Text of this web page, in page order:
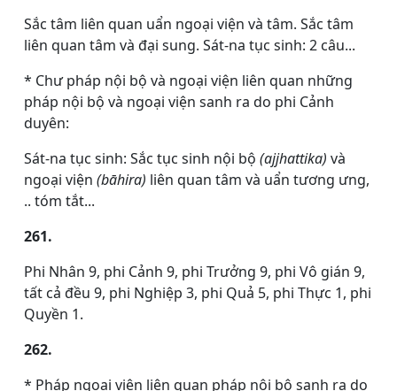
Sắc tâm liên quan uẩn ngoại viện và tâm. Sắc tâm
liên quan tâm và đại sung. Sát-na tục sinh: 2 câu...
* Chư pháp nội bộ và ngoại viện liên quan những
pháp nội bộ và ngoại viện sanh ra do phi Cảnh
duyên:
Sát-na tục sinh: Sắc tục sinh nội bộ (ajjhattika) và
ngoại viện (bāhira) liên quan tâm và uẩn tương ưng,
.. tóm tắt...
261.
Phi Nhân 9, phi Cảnh 9, phi Trưởng 9, phi Vô gián 9,
tất cả đều 9, phi Nghiệp 3, phi Quả 5, phi Thực 1, phi
Quyền 1.
262.
* Pháp ngoại viện liên quan pháp nội bộ sanh ra do